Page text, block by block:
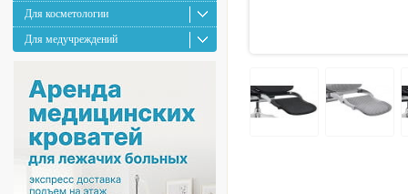
Для косметологии
Для медучреждений